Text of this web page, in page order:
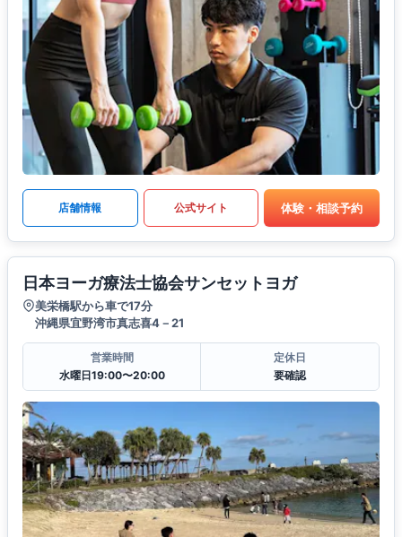
店舗情報 公式サイト 体験・相談予約
日本ヨーガ療法士協会サンセットヨガ
美栄橋駅から車で17分
沖縄県宜野湾市真志喜4－21
営業時間
水曜日19:00〜20:00
定休日
要確認